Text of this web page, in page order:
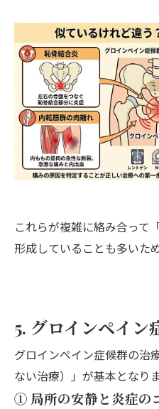
これらが複雑に絡み合って
形成していることも多いた
5. グロインペイン
グロインペイン症候群の治
ない治療）」が基本となりま
① 局所の安静と炎症の